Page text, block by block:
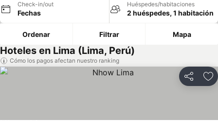
Check-in/out
Fechas
Huéspedes/habitaciones
2 huéspedes, 1 habitación
Ordenar Filtrar Mapa
Hoteles en Lima (Lima, Perú)
Cómo los pagos afectan nuestro ranking
Compartir